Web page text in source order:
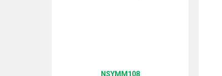
NSYMM108